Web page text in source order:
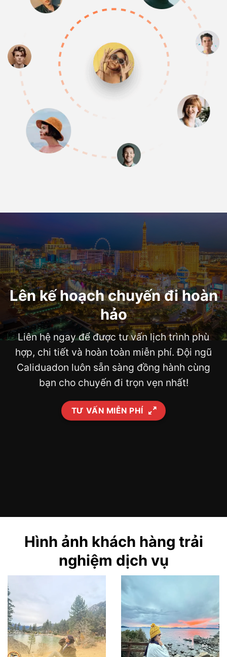
Lên kế hoạch chuyến đi hoàn
hảo
Liên hệ ngay để được tư vấn lịch trình phù
hợp, chi tiết và hoàn toàn miễn phí. Đội ngũ
Caliduadon luôn sẵn sàng đồng hành cùng
bạn cho chuyến đi trọn vẹn nhất!
TƯ VẤN MIỄN PHÍ
Hình ảnh khách hàng trải
nghiệm dịch vụ